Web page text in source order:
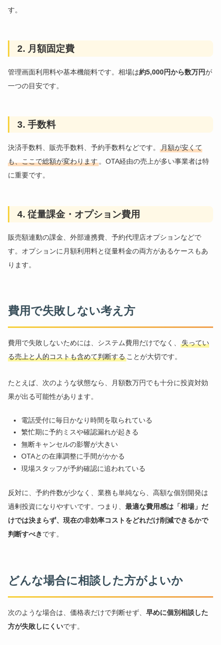
す。
2. 月額固定費
管理画面利用料や基本機能料です。相場は約5,000円から数万円が
一つの目安です。
3. 手数料
決済手数料、販売手数料、予約手数料などです。月額が安くて
も、ここで総額が変わります 。OTA経由の売上が多い事業者は特
に重要です。
4. 従量課金・オプション費用
販売額連動の課金、外部連携費、予約代理店オプションなどで
す。オプションに月額利用料と従量料金の両方があるケースもあ
ります。
費用で失敗しない考え方
費用で失敗しないためには、システム費用だけでなく、失ってい
る売上と人的コストも含めて判断することが大切です。
たとえば、次のような状態なら、月額数万円でも十分に投資対効
果が出る可能性があります。
電話受付に毎日かなり時間を取られている
繁忙期に予約ミスや確認漏れが起きる
無断キャンセルの影響が大きい
OTAとの在庫調整に手間がかかる
現場スタッフが予約確認に追われている
反対に、予約件数が少なく、業務も単純なら、高額な個別開発は
過剰投資になりやすいです。つまり、最適な費用感は「相場」だ
けでは決まらず、現在の非効率コストをどれだけ削減できるかで
判断すべきです。
どんな場合に相談した方がよいか
次のような場合は、価格表だけで判断せず、早めに個別相談した
方が失敗しにくいです。